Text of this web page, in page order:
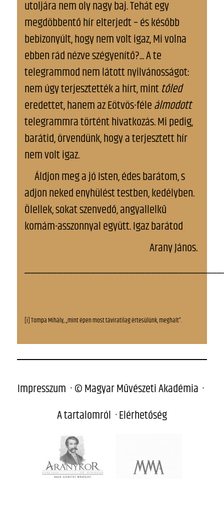
utoljára nem oly nagy baj. Tehát egy
megdöbbentő hír elterjedt – és később
bebizonyúlt, hogy nem volt igaz, Mi volna
ebben rád nézve szégyenítő?... A te
telegrammod nem látott nyilvánosságot:
nem úgy terjesztették a hírt, minttőled
eredettet, hanem az Eötvös-féleálmodott
telegrammra történt hivatkozás. Mi pedig,
barátid, örvendünk, hogy a terjesztett hír
nem volt igaz.
Áldjon meg a jó Isten, édes barátom, s
adjon neked enyhülést testben, kedélyben.
Ölellek, sokat szenvedő, angyallelkű
komám-asszonnyal együtt. Igaz barátod
Arany János.
[i] Tompa Mihály, „mint épen most táviratilag értesülünk, meghalt”.
Impresszum © Magyar Művészeti Akadémia
A tartalomról Elérhetőség